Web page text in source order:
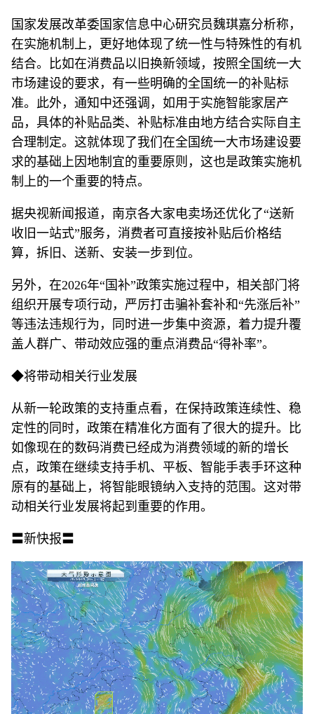
国家发展改革委国家信息中心研究员魏琪嘉分析称，
在实施机制上，更好地体现了统一性与特殊性的有机
结合。比如在消费品以旧换新领域，按照全国统一大
市场建设的要求，有一些明确的全国统一的补贴标
准。此外，通知中还强调，如用于实施智能家居产
品，具体的补贴品类、补贴标准由地方结合实际自主
合理制定。这就体现了我们在全国统一大市场建设要
求的基础上因地制宜的重要原则，这也是政策实施机
制上的一个重要的特点。
据央视新闻报道，南京各大家电卖场还优化了“送新
收旧一站式”服务，消费者可直接按补贴后价格结
算，拆旧、送新、安装一步到位。
另外，在2026年“国补”政策实施过程中，相关部门将
组织开展专项行动，严厉打击骗补套补和“先涨后补”
等违法违规行为，同时进一步集中资源，着力提升覆
盖人群广、带动效应强的重点消费品“得补率”。
◆将带动相关行业发展
从新一轮政策的支持重点看，在保持政策连续性、稳
定性的同时，政策在精准化方面有了很大的提升。比
如像现在的数码消费已经成为消费领域的新的增长
点，政策在继续支持手机、平板、智能手表手环这种
原有的基础上，将智能眼镜纳入支持的范围。这对带
动相关行业发展将起到重要的作用。
〓新快报〓